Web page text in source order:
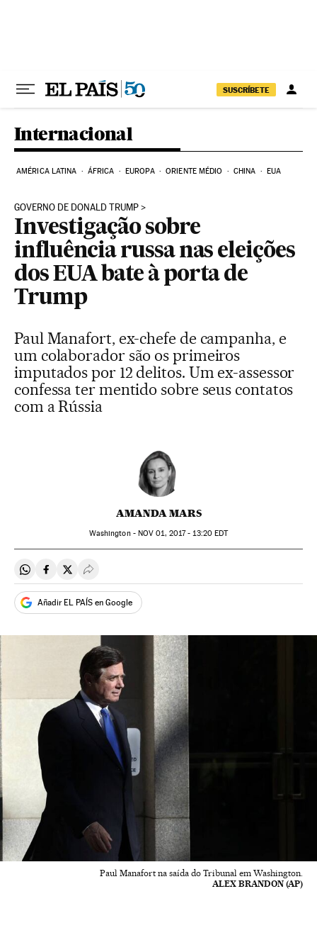
SUSCRÍBETE
Internacional
AMÉRICA LATINA ÁFRICA EUROPA ORIENTE MÉDIO CHINA EUA
GOVERNO DE DONALD TRUMP
Investigação sobre
influência russa nas eleições
dos EUA bate à porta de
Trump
Paul Manafort, ex-chefe de campanha, e
um colaborador são os primeiros
imputados por 12 delitos. Um ex-assessor
confessa ter mentido sobre seus contatos
com a Rússia
AMANDA MARS
Washington - NOV 01, 2017 - 13:20EDT
Compartir en Whatsapp
Compartir en Facebook
Compartir en Twitter
Desplegar Redes Sociales
Añadir EL PAÍS en Google
Paul Manafort na saída do Tribunal em Washington.
ALEX BRANDON (AP)